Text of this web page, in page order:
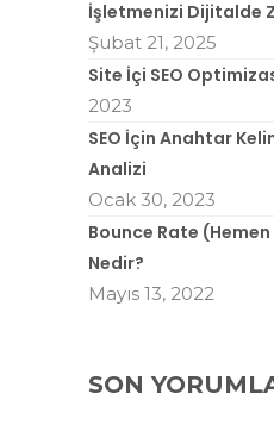
İşletmenizi Dijitalde
Şubat 21, 2025
Site İçi SEO
2023
SEO İçin Anahtar
Analizi
Ocak 30, 2023
Bounce Rate (Hemen
Nedir?
Mayıs 13, 2022
SON